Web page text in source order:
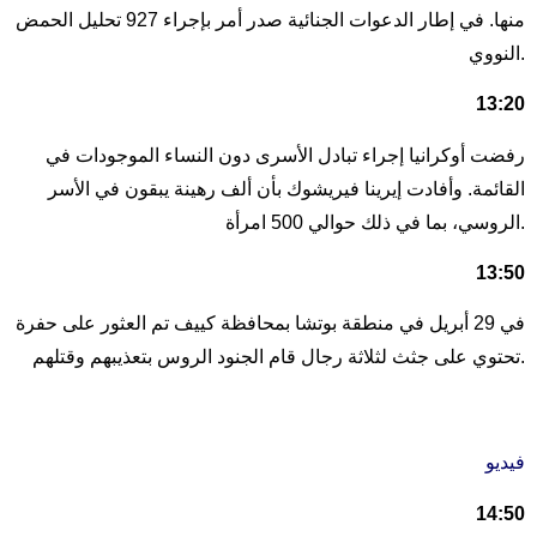
منها. في إطار الدعوات الجنائية صدر أمر بإجراء 927 تحليل الحمض
النووي.
13:20
رفضت أوكرانيا إجراء تبادل الأسرى دون النساء الموجودات في
القائمة. وأفادت إيرينا فيريشوك بأن ألف رهينة يبقون في الأسر
الروسي، بما في ذلك حوالي 500 امرأة.
13:50
في 29 أبريل في منطقة بوتشا بمحافظة كييف تم العثور على حفرة
تحتوي على جثث لثلاثة رجال قام الجنود الروس بتعذيبهم وقتلهم.
فيديو
14:50